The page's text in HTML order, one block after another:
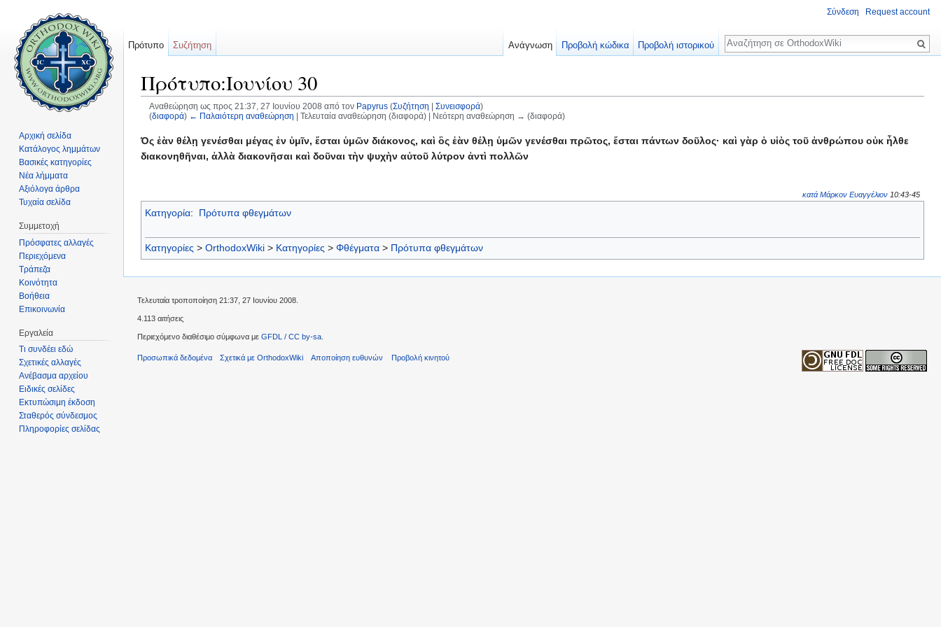
Πρότυπο:Ιουνίου 30
Αναθεώρηση ως προς 21:37, 27 Ιουνίου 2008 από τον Papyrus (Συζήτηση Συνεισφορά)
(διαφορά) ← Παλαιότερη αναθεώρηση | Τελευταία αναθεώρηση (διαφορά) | Νεότερη αναθεώρηση → (διαφορά)
Ός ἐὰν θέλῃ γενέσθαι μέγας ἐν ὑμῖν, ἔσται ὑμῶν διάκονος, καὶ ὃς ἐὰν θέλῃ ὑμῶν γενέσθαι πρῶτος, ἔσται πάντων δοῦλος· καὶ γὰρ ὁ υἱὸς τοῦ ἀνθρώπου οὐκ ἦλθε
διακονηθῆναι, ἀλλὰ διακονῆσαι καὶ δοῦναι τὴν ψυχὴν αὐτοῦ λύτρον ἀντὶ πολλῶν
κατά Μάρκον Ευαγγέλιον 10:43-45
Κατηγορία: Πρότυπα φθεγμάτων
Κατηγορίες > OrthodoxWiki > Κατηγορίες > Φθέγματα > Πρότυπα φθεγμάτων
Σύνδεση Request account
Πρότυπο Συζήτηση Ανάγνωση Προβολή κώδικα Προβολή ιστορικού
Αναζήτηση
Αρχική σελίδα
Κατάλογος λημμάτων
Βασικές κατηγορίες
Νέα λήμματα
Αξιόλογα άρθρα
Τυχαία σελίδα
Συμμετοχή
Πρόσφατες αλλαγές
Περιεχόμενα
Τράπεζα
Κοινότητα
Βοήθεια
Επικοινωνία
Εργαλεία
Τι συνδέει εδώ
Σχετικές αλλαγές
Ανέβασμα αρχείου
Ειδικές σελίδες
Εκτυπώσιμη έκδοση
Σταθερός σύνδεσμος
Πληροφορίες σελίδας
Τελευταία τροποποίηση 21:37, 27 Ιουνίου 2008.
4.113 αιτήσεις
Περιεχόμενο διαθέσιμο σύμφωνα με GFDL / CC by-sa
Προσωπικά δεδομένα Σχετικά με OrthodoxWiki Αποποίηση ευθυνών Προβολή κινητού